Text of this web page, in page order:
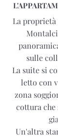
La
sulle
La suite si
letto con
zona
cottura che
Un'altra